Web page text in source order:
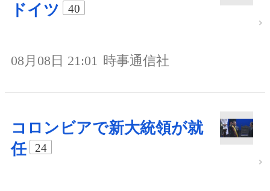
ドイツ
40
08月08日 21:01 時事通信社
コロンビアで新大統領が就
任
24